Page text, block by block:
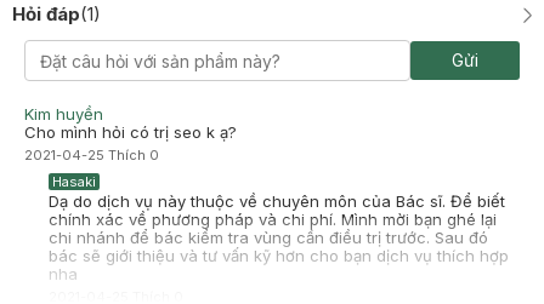
Hỏi đáp(1)
Gửi
Kim huyền
Cho mình hỏi có trị seo k ạ?
2021-04-25 Thích 0
Hasaki
Dạ do dịch vụ này thuộc về chuyên môn của Bác sĩ. Để biết
chính xác về phương pháp và chi phí. Mình mời bạn ghé lại
chi nhánh để bác kiểm tra vùng cần điều trị trước. Sau đó
bác sẽ giới thiệu và tư vấn kỹ hơn cho bạn dịch vụ thích hợp
nha